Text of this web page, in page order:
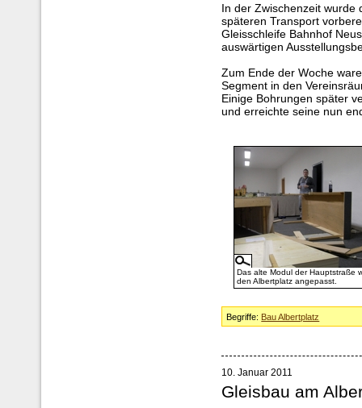
In der Zwischenzeit wurde
späteren Transport
Gleisschleife Bahnhof
auswärtigen
Zum Ende der Woche
Segment in den
Einige Bohrungen später
und erreichte seine nun
Das alte Modul der Hauptstraße
den Albertplatz angepasst.
Begriffe: Bau Albertplatz
10. Januar 2011
Gleisbau am